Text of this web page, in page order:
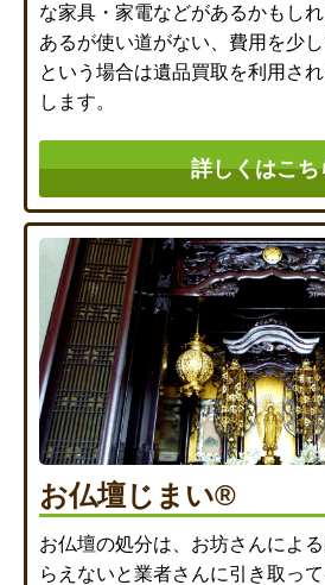
な家具・家電などがあるかもし
あるが使い道がない、費用を少
という場合は遺品買取を利用さ
します。
詳しくはこち
お仏壇じまい®
お仏壇の処分は、お坊さんによ
らえないと業者さんに引き取っ